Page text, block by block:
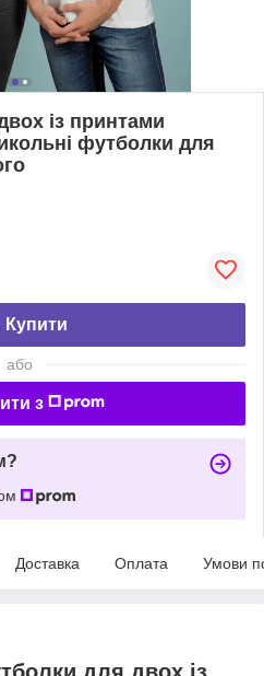
із принтами
футболки для
Купити
або
з
Доставка Оплата Умови